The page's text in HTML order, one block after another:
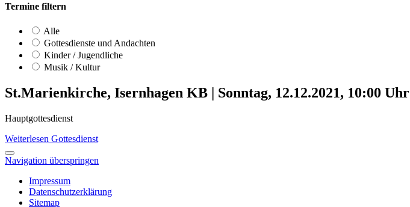
Termine filtern
Alle
Gottesdienste und Andachten
Kinder / Jugendliche
Musik / Kultur
St.Marienkirche, Isernhagen KB | Sonntag, 12.12.2021, 10:00 Uhr
Hauptgottesdienst
Weiterlesen Gottesdienst
Navigation überspringen
Impressum
Datenschutzerklärung
Sitemap